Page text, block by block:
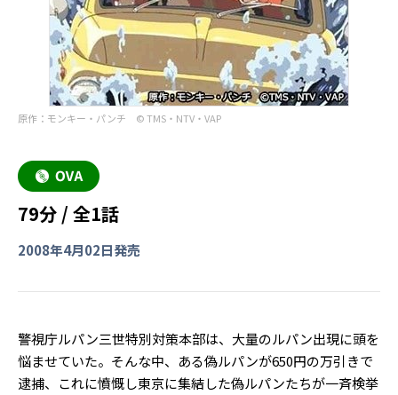
原作：モンキー・パンチ © TMS・NTV・VAP
79分 / 全1話
2008年4月02日発売
警視庁ルパン三世特別対策本部は、大量のルパン出現に頭を
悩ませていた。そんな中、ある偽ルパンが650円の万引きで
逮捕、これに憤慨し東京に集結した偽ルパンたちが一斉検挙